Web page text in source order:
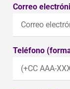
Correo
Teléfono